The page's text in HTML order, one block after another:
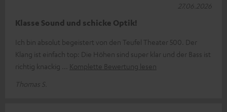
Klasse Sound und schicke Optik!
Ich bin absolut begeistert von den Teufel Theater 500. Der
Klang ist einfach top: Die Höhen sind super klar und der Bass ist
richtig knackig
Komplette Bewertung lesen
Thomas S.
27.06.2026